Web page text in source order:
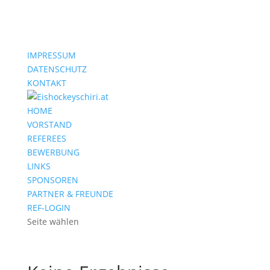
IMPRESSUM
DATENSCHUTZ
KONTAKT
HOME
VORSTAND
REFEREES
BEWERBUNG
LINKS
SPONSOREN
PARTNER & FREUNDE
REF-LOGIN
Seite wählen